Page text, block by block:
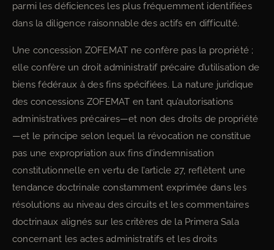
parmi les déficiences les plus fréquemment identifiées
dans la diligence raisonnable des actifs en difficulté.
Une concession ZOFEMAT ne confère pas la propriété ;
elle confère un droit administratif précaire d’utilisation de
biens fédéraux à des fins spécifiées. La nature juridique
des concessions ZOFEMAT en tant qu’autorisations
administratives précaires—et non des droits de propriété
—et le principe selon lequel la révocation ne constitue
pas une expropriation aux fins d’indemnisation
constitutionnelle en vertu de l’article 27, reflètent une
tendance doctrinale constamment exprimée dans les
résolutions au niveau des circuits et les commentaires
doctrinaux alignés sur les critères de la Primera Sala
concernant les actes administratifs et les droits